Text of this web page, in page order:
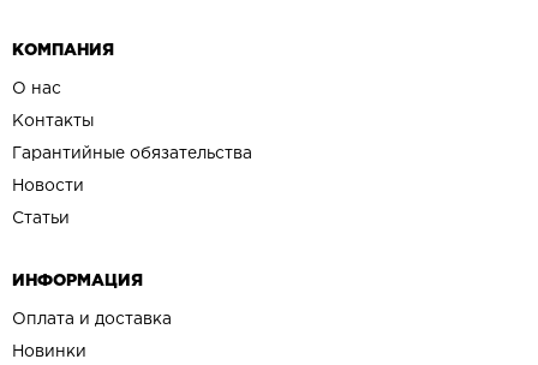
КОМПАНИЯ
О нас
Контакты
Гарантийные обязательства
Новости
Статьи
ИНФОРМАЦИЯ
Оплата и доставка
Новинки